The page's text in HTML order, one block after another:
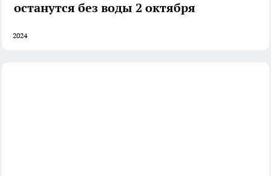
останутся без воды 2 октября
2024